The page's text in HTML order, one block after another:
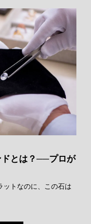
とは？──プロが
ットなのに、この石は